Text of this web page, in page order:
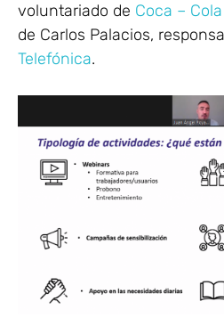
voluntariado de Coca –
de Carlos Palacios,
Telefónica.